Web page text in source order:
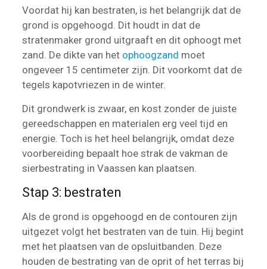
Voordat hij kan bestraten, is het belangrijk dat de
grond is opgehoogd. Dit houdt in dat de
stratenmaker grond uitgraaft en dit ophoogt met
zand. De dikte van het ophoogzand moet
ongeveer 15 centimeter zijn. Dit voorkomt dat de
tegels kapotvriezen in de winter.
Dit grondwerk is zwaar, en kost zonder de juiste
gereedschappen en materialen erg veel tijd en
energie. Toch is het heel belangrijk, omdat deze
voorbereiding bepaalt hoe strak de vakman de
sierbestrating in Vaassen kan plaatsen.
Stap 3: bestraten
Als de grond is opgehoogd en de contouren zijn
uitgezet volgt het bestraten van de tuin. Hij begint
met het plaatsen van de opsluitbanden. Deze
houden de bestrating van de oprit of het terras bij